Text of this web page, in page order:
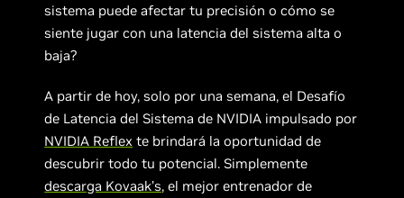
sistema puede afectar tu precisión o cómo se
siente jugar con una latencia del sistema alta o
baja?
A partir de hoy, solo por una semana, el Desafío
de Latencia del Sistema de NVIDIA impulsado por
NVIDIA Reflex te brindará la oportunidad de
descubrir todo tu potencial. Simplemente
descarga Kovaak’s, el mejor entrenador de